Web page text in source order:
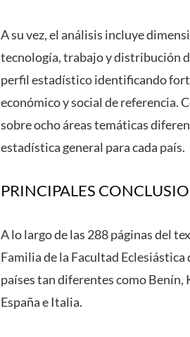
A su vez, el análisis incluye
tecnología, trabajo y distribución
perfil estadístico identificando
económico y social de referencia.
sobre ocho áreas temáticas
estadística general para cada país.
PRINCIPALES
A lo largo de las 288 páginas del
Familia de la Facultad
países tan diferentes como
España e Italia.